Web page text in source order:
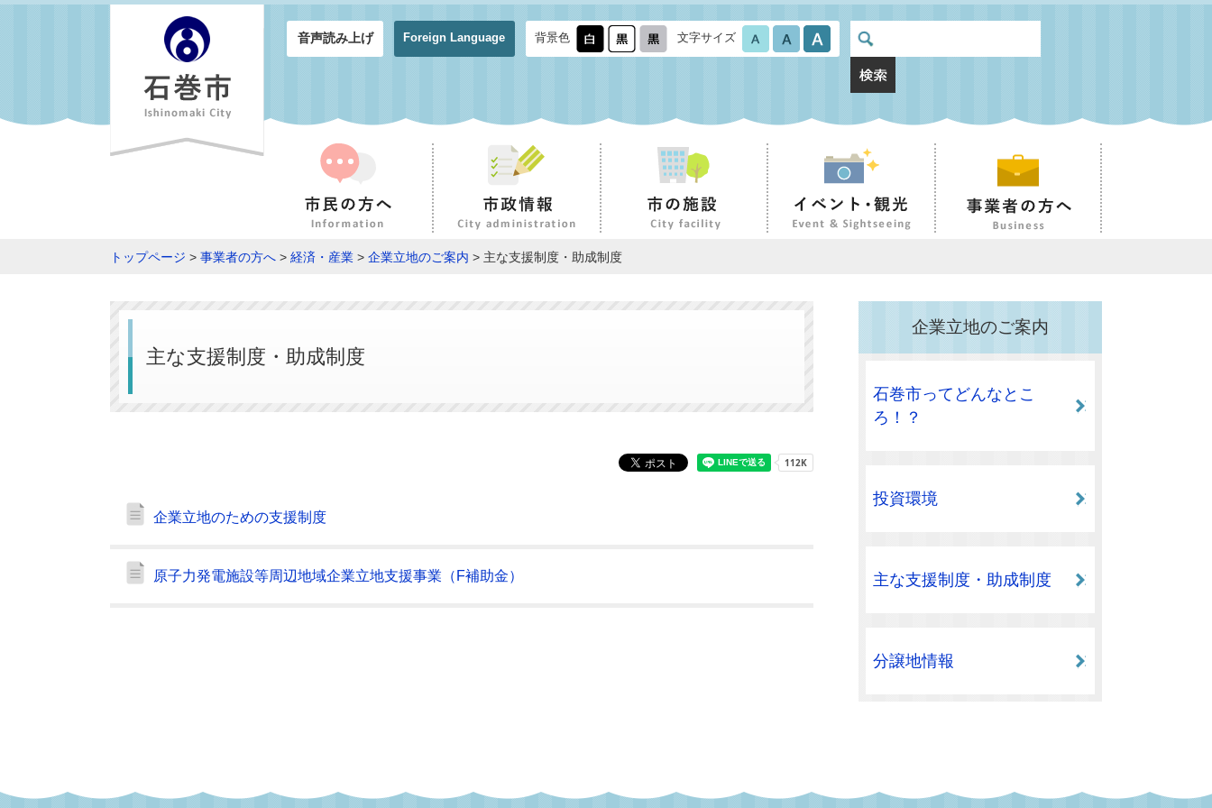
音声読み上げ Foreign Language 背景色 文字サイズ
トップページ > 事業者の方へ > 経済・産業 > 企業立地のご案内 > 主な支援制度・助成制度
主な支援制度・助成制度
企業立地のための支援制度
原子力発電施設等周辺地域企業立地支援事業（F補助金）
企業立地のご案内
石巻市ってどんなとこ
ろ！？
投資環境
主な支援制度・助成制度
分譲地情報